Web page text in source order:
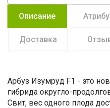
Описание
Доставка
Арбуз Изумруд F1 - это
гибрида округло-
Свит, вес одного плода